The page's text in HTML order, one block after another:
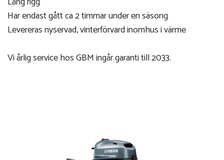
Har endast gått ca 2 timmar under en säsong
Levereras nyservad, vinterförvard inomhus i värme
Vi årlig service hos GBM ingår garanti till 2033.